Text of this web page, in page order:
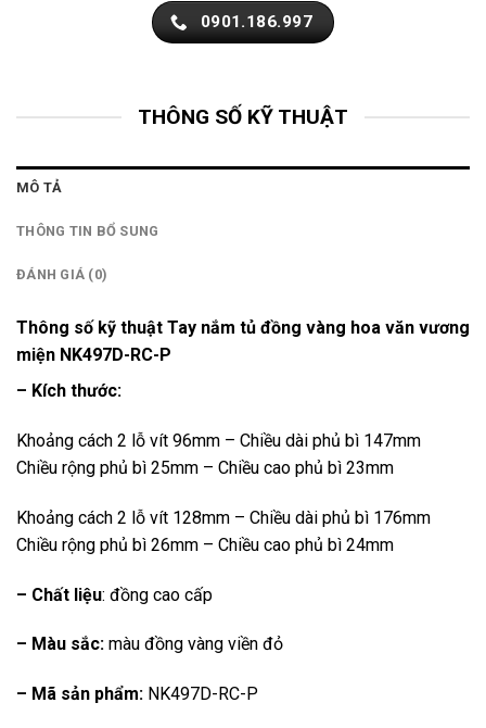
0901.186.997
THÔNG SỐ KỸ THUẬT
MÔ TẢ
THÔNG TIN BỔ SUNG
ĐÁNH GIÁ (0)
Thông số kỹ thuật Tay nắm tủ đồng vàng hoa văn vương
miện NK497D-RC-P
– Kích thước:
Khoảng cách 2 lỗ vít 96mm – Chiều dài phủ bì 147mm
Chiều rộng phủ bì 25mm – Chiều cao phủ bì 23mm
Khoảng cách 2 lỗ vít 128mm – Chiều dài phủ bì 176mm
Chiều rộng phủ bì 26mm – Chiều cao phủ bì 24mm
– Chất liệu: đồng cao cấp
– Màu sắc: màu đồng vàng viền đỏ
– Mã sản phẩm: NK497D-RC-P